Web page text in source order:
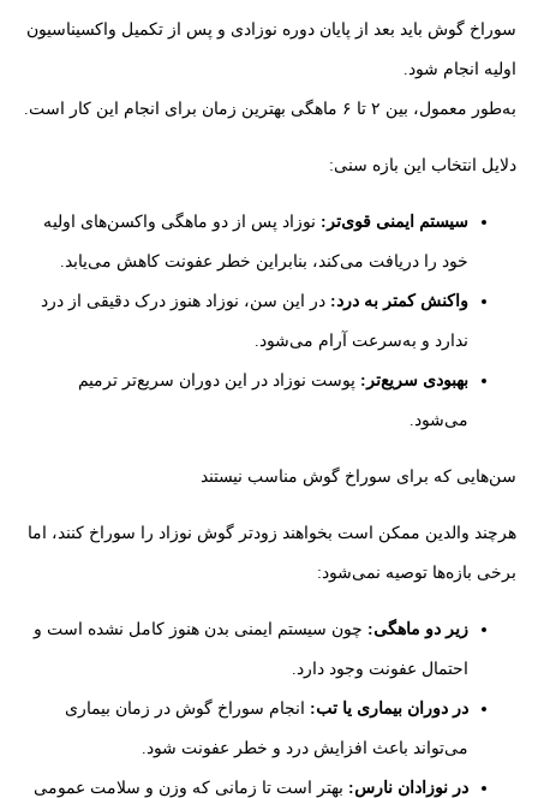
سوراخ گوش باید بعد از پایان دوره نوزادی و پس از تکمیل واکسیناسیون
اولیه انجام شود.
به‌طور معمول، بین ۲ تا ۶ ماهگی بهترین زمان برای انجام این کار است.
دلایل انتخاب این بازه سنی:
سیستم ایمنی قوی‌تر: نوزاد پس از دو ماهگی واکسن‌های اولیه
خود را دریافت می‌کند، بنابراین خطر عفونت کاهش می‌یابد.
واکنش کمتر به درد: در این سن، نوزاد هنوز درک دقیقی از درد
ندارد و به‌سرعت آرام می‌شود.
بهبودی سریع‌تر: پوست نوزاد در این دوران سریع‌تر ترمیم
می‌شود.
سن‌هایی که برای سوراخ گوش مناسب نیستند
هرچند والدین ممکن است بخواهند زودتر گوش نوزاد را سوراخ کنند، اما
برخی بازه‌ها توصیه نمی‌شود:
زیر دو ماهگی: چون سیستم ایمنی بدن هنوز کامل نشده است و
احتمال عفونت وجود دارد.
در دوران بیماری یا تب: انجام سوراخ گوش در زمان بیماری
می‌تواند باعث افزایش درد و خطر عفونت شود.
در نوزادان نارس: بهتر است تا زمانی که وزن و سلامت عمومی